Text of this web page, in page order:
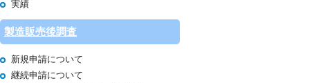
実績
製造販売後調査
新規申請について
継続申請について